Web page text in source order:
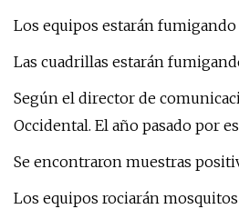
Los equipos estarán
Las cuadrillas estarán
Según el director de
Occidental. El año pasado por
Se encontraron muestras
Los equipos rociarán